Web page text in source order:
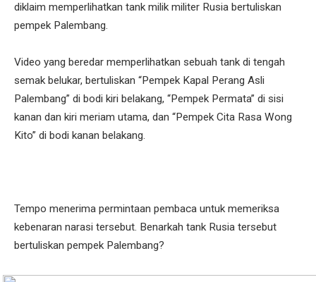
diklaim memperlihatkan tank milik militer Rusia bertuliskan
pempek Palembang.
Video yang beredar memperlihatkan sebuah tank di tengah
semak belukar, bertuliskan “Pempek Kapal Perang Asli
Palembang” di bodi kiri belakang, “Pempek Permata” di sisi
kanan dan kiri meriam utama, dan “Pempek Cita Rasa Wong
Kito” di bodi kanan belakang.
Tempo menerima permintaan pembaca untuk memeriksa
kebenaran narasi tersebut. Benarkah tank Rusia tersebut
bertuliskan pempek Palembang?